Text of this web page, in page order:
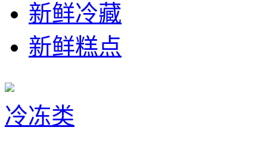
新鲜冷藏
新鲜糕点
冷冻类